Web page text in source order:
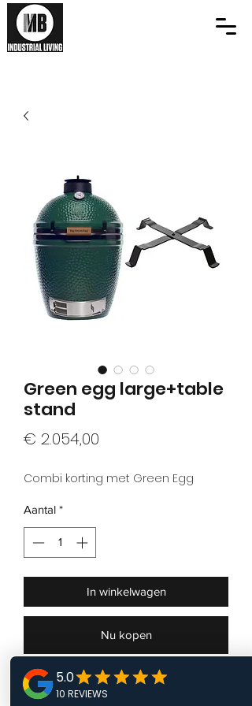
Green egg large+table
stand
€ 2.054,00
Combi korting met Green Egg
Aantal *
In winkelwagen
Nu kopen
Green egg large+table stand
In combinatie met ons eigen model